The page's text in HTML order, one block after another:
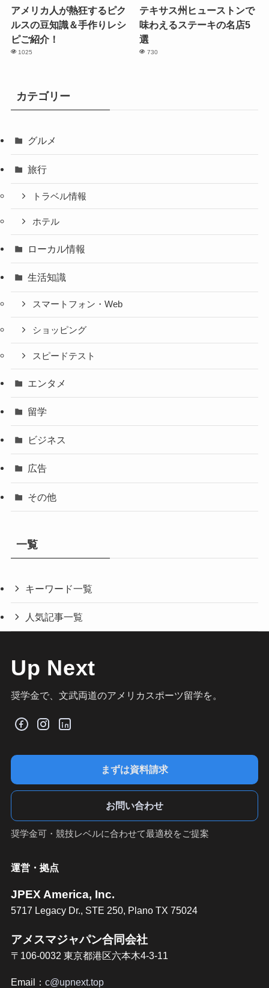
アメリカ人が熱狂するピク
ルスの豆知識＆手作りレシ
ピご紹介！
1025
テキサス州ヒューストンで
味わえるステーキの名店5
選
730
カテゴリー
グルメ
旅行
トラベル情報
ホテル
ローカル情報
生活知識
スマートフォン・Web
ショッピング
スピードテスト
エンタメ
留学
ビジネス
広告
その他
一覧
キーワード一覧
人気記事一覧
Up Next
奨学金で、文武両道のアメリカスポーツ留学を。
まずは資料請求
お問い合わせ
奨学金可・競技レベルに合わせて最適校をご提案
運営・拠点
JPEX America, Inc.
5717 Legacy Dr., STE 250, Plano TX 75024
アメスマジャパン合同会社
〒106-0032 東京都港区六本木4-3-11
Email： c@upnext.top